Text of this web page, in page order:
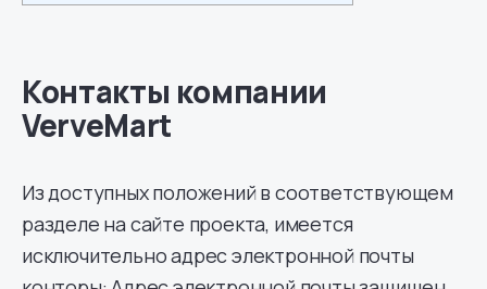
Контакты компании
VerveMart
Из доступных положений в соответствующем
разделе на сайте проекта, имеется
исключительно адрес электронной почты